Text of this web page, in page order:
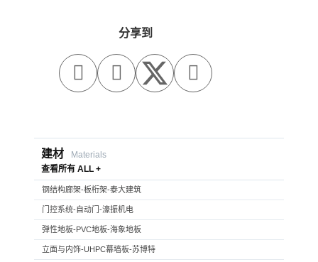
分享到
  
建材
Materials
查看所有 ALL +
钢结构廊架-板桁架-泰大建筑
门控系统-自动门-濠振机电
弹性地板-PVC地板-海象地板
立面与内饰-UHPC幕墙板-苏博特